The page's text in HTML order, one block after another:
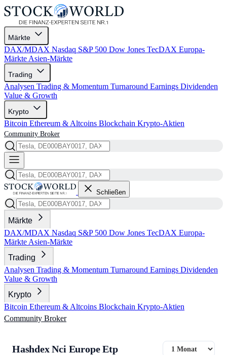
Märkte
DAX/MDAX Nasdaq S&P 500 Dow Jones TecDAX Europa-
Märkte Asien-Märkte
Trading
Analysen Trading & Momentum Turnaround Earnings Dividenden
Value & Growth
Krypto
Bitcoin Ethereum & Altcoins Blockchain Krypto-Aktien
Community Broker
Schließen
Märkte
DAX/MDAX Nasdaq S&P 500 Dow Jones TecDAX Europa-
Märkte Asien-Märkte
Trading
Analysen Trading & Momentum Turnaround Earnings Dividenden
Value & Growth
Krypto
Bitcoin Ethereum & Altcoins Blockchain Krypto-Aktien
Community Broker
Hashdex Nci Europe Etp